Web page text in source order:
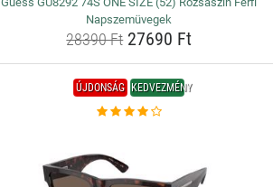
Napszemüvegek
28390 Ft27690 Ft
ÚJDONSÁG KEDVEZMÉNY